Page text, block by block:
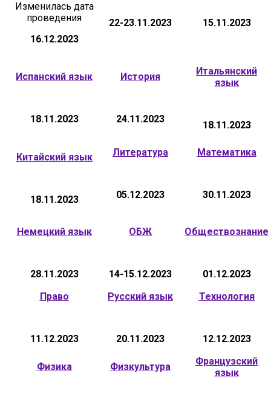
Изменилась дата
проведения
16.12.2023
22-23.11.2023 15.11.2023
Испанский язык
18.11.2023
История
24.11.2023
Итальянский
язык
18.11.2023
Китайский язык
18.11.2023
Литература
05.12.2023
Математика
30.11.2023
Немецкий язык
28.11.2023
ОБЖ
14-15.12.2023
Обществознание
01.12.2023
Право
11.12.2023
Русский язык
20.11.2023
Технология
12.12.2023
Физика Физкультура
Французский
язык